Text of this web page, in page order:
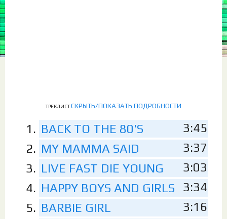
ТРЕКЛИСТСКРЫТЬ/ПОКАЗАТЬ ПОДРОБНОСТИ
BACK TO THE 80'S
3:45
MY MAMMA SAID
3:37
LIVE FAST DIE YOUNG
3:03
HAPPY BOYS AND GIRLS
3:34
BARBIE GIRL
3:16